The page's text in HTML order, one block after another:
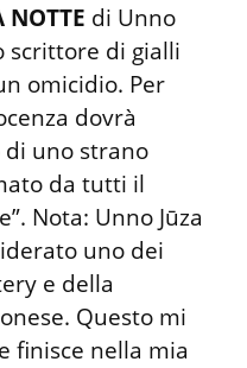
NOTTE di Unno
scrittore di gialli
omicidio. Per
dovrà
uno strano
da tutti il
Nota: Unno Jūza
uno dei
e della
Questo mi
finisce nella mia